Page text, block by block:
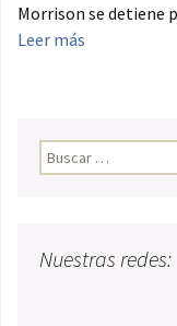
Morrison se detiene
Leer más
Buscar:
Nuestras redes: